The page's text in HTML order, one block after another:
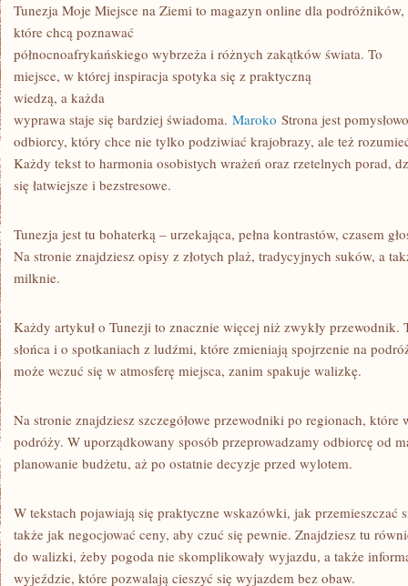
ANGLIA
Tunezja Moje Miejsce na Ziemi to magazyn online dla podróżników,
które chcą poznawać
północnoafrykańskiego wybrzeża i różnych zakątków świata. To
miejsce, w której inspiracja spotyka się z praktyczną
wiedzą, a każda
wyprawa staje się bardziej świadoma. Maroko Strona jest
odbiorcy, który chce nie tylko podziwiać krajobrazy, ale też
Każdy tekst to harmonia osobistych wrażeń oraz rzetelnych porad,
się łatwiejsze i bezstresowe.
Tunezja jest tu bohaterką – urzekająca, pełna kontrastów, czasem
Na stronie znajdziesz opisy z złotych plaż, tradycyjnych suków, a
milknie.
Każdy artykuł o Tunezji to znacznie więcej niż zwykły przewodnik.
słońca i o spotkaniach z ludźmi, które zmieniają spojrzenie na
może wczuć się w atmosferę miejsca, zanim spakuje walizkę.
Na stronie znajdziesz szczegółowe przewodniki po regionach, które
podróży. W uporządkowany sposób przeprowadzamy odbiorcę od
planowanie budżetu, aż po ostatnie decyzje przed wylotem.
W tekstach pojawiają się praktyczne wskazówki, jak przemieszczać
także jak negocjować ceny, aby czuć się pewnie. Znajdziesz tu
do walizki, żeby pogoda nie skomplikowały wyjazdu, a także
wyjeździe, które pozwalają cieszyć się wyjazdem bez obaw.